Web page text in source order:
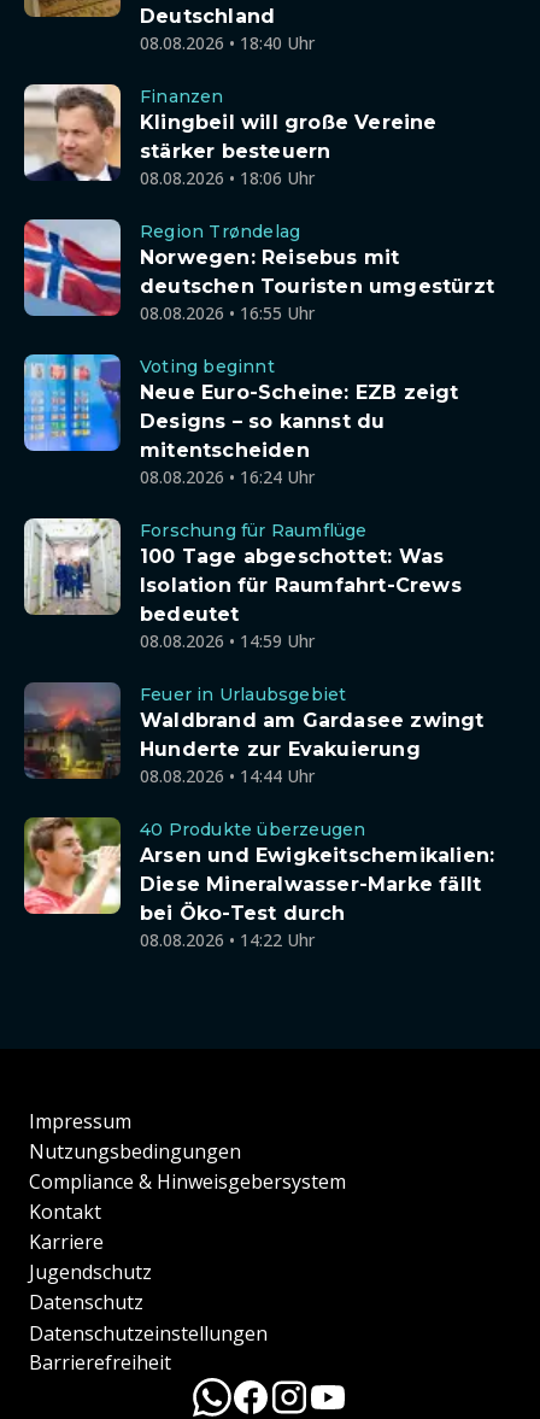
Deutschland
08.08.2026 • 18:40 Uhr
Finanzen
Klingbeil will große Vereine
stärker besteuern
08.08.2026 • 18:06 Uhr
Region Trøndelag
Norwegen: Reisebus mit
deutschen Touristen umgestürzt
08.08.2026 • 16:55 Uhr
Voting beginnt
Neue Euro-Scheine: EZB zeigt
Designs – so kannst du
mitentscheiden
08.08.2026 • 16:24 Uhr
Forschung für Raumflüge
100 Tage abgeschottet: Was
Isolation für Raumfahrt-Crews
bedeutet
08.08.2026 • 14:59 Uhr
Feuer in Urlaubsgebiet
Waldbrand am Gardasee zwingt
Hunderte zur Evakuierung
08.08.2026 • 14:44 Uhr
40 Produkte überzeugen
Arsen und Ewigkeitschemikalien:
Diese Mineralwasser-Marke fällt
bei Öko-Test durch
08.08.2026 • 14:22 Uhr
Impressum
Nutzungsbedingungen
Compliance & Hinweisgebersystem
Kontakt
Karriere
Jugendschutz
Datenschutz
Datenschutzeinstellungen
Barrierefreiheit